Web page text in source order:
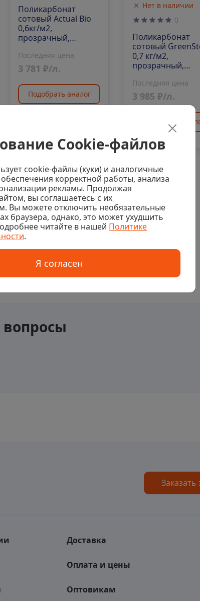
Поликарбонат
сотовый Actual Bio
0,6кг/м2,
прозрачный,
Последняя цена
3 781 ₽/л.
Подобрать аналог
Нет в наличии
0
Поликарбонат
сотовый
0,7 кг/м2,
прозрачный,
Последняя цена
3 985 ₽/л.
Подобрать
Заказать
Доставка
Оплата и цены
Оптовикам
Cookie-файлов
cookie-файлы (куки) и аналогичные
корректной работы, анализа
рекламы. Продолжая
вы соглашаетесь с их
Вы можете отключить необязательные
браузера, однако, это может ухудшить
читайте в нашей Политике
.
Я согласен